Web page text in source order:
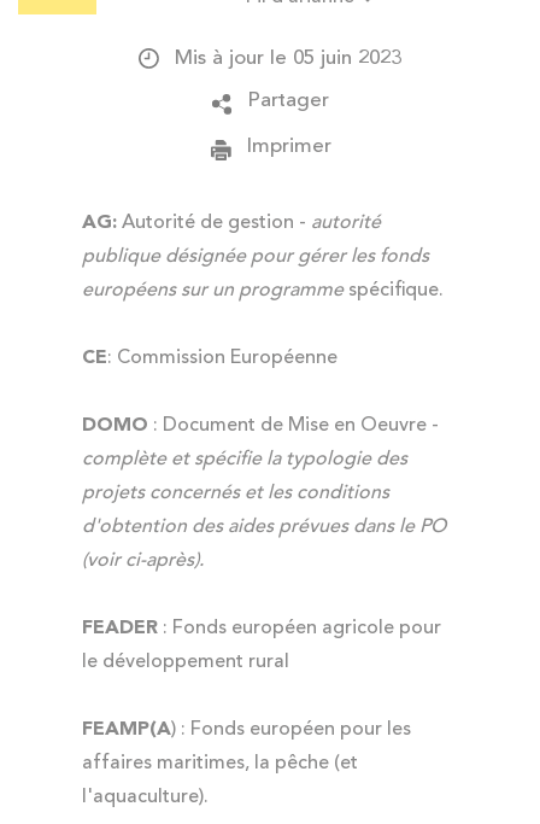
Mis à jour le 05 juin 2023
Partager
Imprimer
AG: Autorité de gestion - autorité
publique désignée pour gérer les fonds
européens sur un programmespécifique.
CE: Commission Européenne
DOMO : Document de Mise en Oeuvre -
complète et spécifie la typologie des
projets concernés et les conditions
d'obtention des aides prévues dans le PO
(voir ci-après).
FEADER : Fonds européen agricole pour
le développement rural
FEAMP(A) : Fonds européen pour les
affaires maritimes, la pêche (et
l'aquaculture).